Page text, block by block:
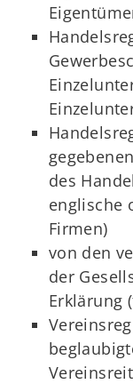
des
englische
Firmen)
von den
der
Erklärung